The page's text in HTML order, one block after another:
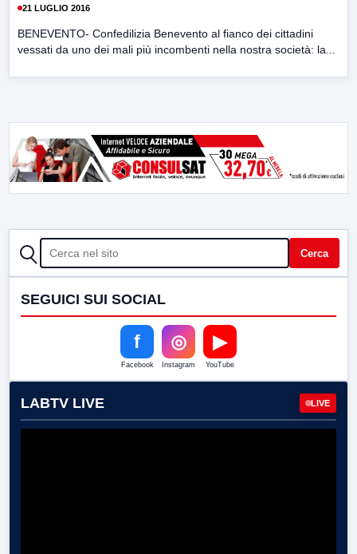
21 LUGLIO 2016
BENEVENTO- Confedilizia Benevento al fianco dei cittadini
vessati da uno dei mali più incombenti nella nostra società: la...
CERCA Cerca
SEGUICI SUI SOCIAL
f
Facebook
◎
Instagram
▶
YouTube
LABTV LIVE LIVE